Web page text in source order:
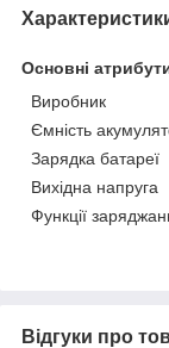
Основні
Виробник
Ємність
Зарядка батареї
Вихідна напруга
Функції
Відгуки про